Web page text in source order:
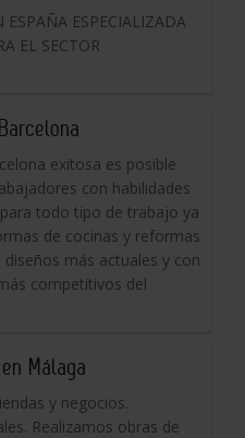
ESPECIALIZADA
EL SECTOR
exitosa es posible
con habilidades
todo tipo de trabajo ya
de cocinas y reformas
más actuales y con
competitivos del
Málaga
y negocios.
Realizamos obras de